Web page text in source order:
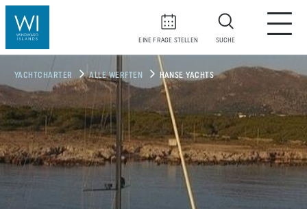
EINE FRAGE STELLEN SUCHE
YACHTCHARTER ALLE WERFTEN HANSE YACHTS